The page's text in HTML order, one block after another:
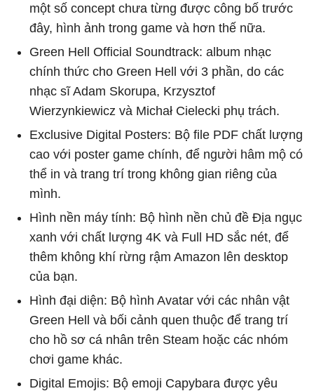
một số concept chưa từng được công bố trước
đây, hình ảnh trong game và hơn thế nữa.
Green Hell Official Soundtrack: album nhạc
chính thức cho Green Hell với 3 phần, do các
nhạc sĩ Adam Skorupa, Krzysztof
Wierzynkiewicz và Michał Cielecki phụ trách.
Exclusive Digital Posters: Bộ file PDF chất lượng
cao với poster game chính, để người hâm mộ có
thể in và trang trí trong không gian riêng của
mình.
Hình nền máy tính: Bộ hình nền chủ đề Địa ngục
xanh với chất lượng 4K và Full HD sắc nét, để
thêm không khí rừng rậm Amazon lên desktop
của bạn.
Hình đại diện: Bộ hình Avatar với các nhân vật
Green Hell và bối cảnh quen thuộc để trang trí
cho hồ sơ cá nhân trên Steam hoặc các nhóm
chơi game khác.
Digital Emojis: Bộ emoji Capybara được yêu